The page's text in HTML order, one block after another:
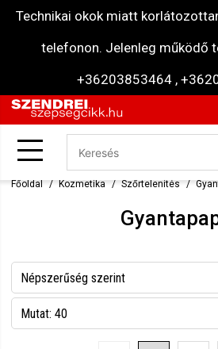
Technikai okok miatt
telefonon. Jelenleg működő
+36203853464 ,
Főoldal Kozmetika Szőrtelenítés
Népszerűség szerint
Név szerint csökkenő
Mutat: 40